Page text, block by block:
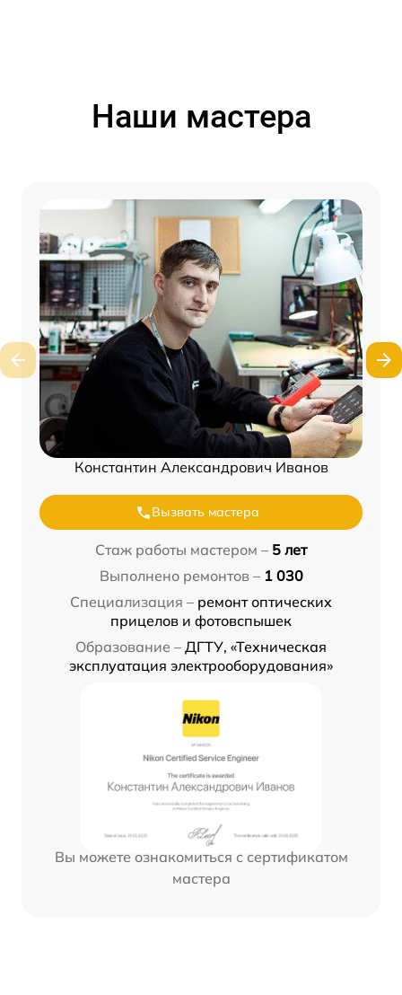
Наши мастера
Константин Александрович Иванов
Вызвать мастера
Стаж работы мастером – 5 лет
Выполнено ремонтов – 1 030
Специализация – ремонт оптических
прицелов и фотовспышек
Образование – ДГТУ, «Техническая
эксплуатация электрооборудования»
Вы можете ознакомиться с сертификатом
мастера